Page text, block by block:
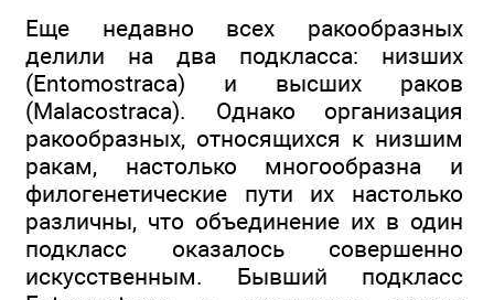
Еще недавно всех ракообразных
делили на два подкласса: низших
(Entomostraca) и высших раков
(Malacostraca). Однако организация
ракообразных, относящихся к низшим
ракам, настолько многообразна и
филогенетические пути их настолько
различны, что объединение их в один
подкласс оказалось совершенно
искусственным. Бывший подкласс